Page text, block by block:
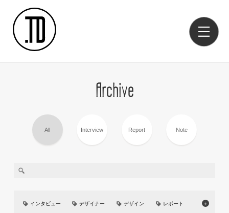
Archive
All Interview Report Note
＋
インタビュー デザイナー デザイン レポート